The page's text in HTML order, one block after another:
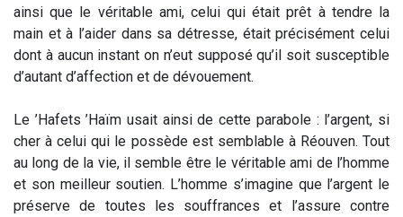
ainsi que le véritable ami, celui qui était prêt à tendre la
main et à l’aider dans sa détresse, était précisément celui
dont à aucun instant on n’eut supposé qu’il soit susceptible
d’autant d’affection et de dévouement.
Le ’Hafets ’Haïm usait ainsi de cette parabole : l’argent, si
cher à celui qui le possède est semblable à Réouven. Tout
au long de la vie, il semble être le véritable ami de l’homme
et son meilleur soutien. L’homme s’imagine que l’argent le
préserve de toutes les souffrances et l’assure contre